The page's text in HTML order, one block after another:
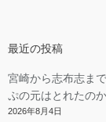
最近の投稿
宮崎から志布志ま
ぷの元はとれたのか
2026年8月4日